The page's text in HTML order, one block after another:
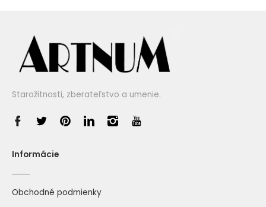
Starožitnosti, zberateľstvo a umenie.
Informácie
Obchodné podmienky